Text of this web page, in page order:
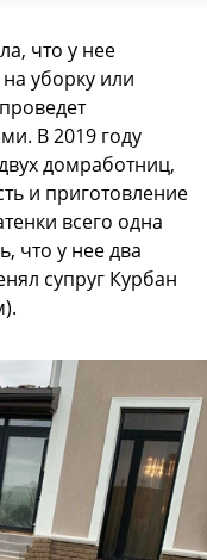
что у нее
уборку или
В 2019 году
домработниц,
и приготовление
всего одна
что у нее два
супруг Курбан